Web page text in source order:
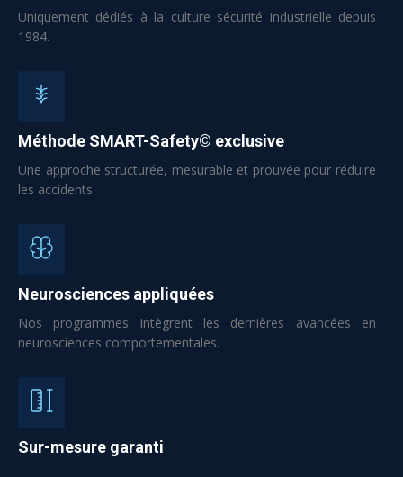
Uniquement dédiés à la culture sécurité industrielle depuis
1984.
Méthode SMART-Safety© exclusive
Une approche structurée, mesurable et prouvée pour réduire
les accidents.
Neurosciences appliquées
Nos programmes intègrent les dernières avancées en
neurosciences comportementales.
Sur-mesure garanti